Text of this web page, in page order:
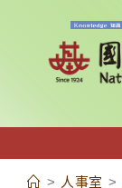
容
> 人事室 >